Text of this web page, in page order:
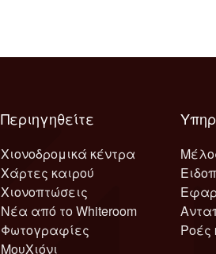
Περιηγηθείτε
Χιονοδρομικά κέντρα
Χάρτες καιρού
Χιονοπτώσεις
Νέα από το Whiteroom
Φωτογραφίες
ΜουΧιόνι
Ροές